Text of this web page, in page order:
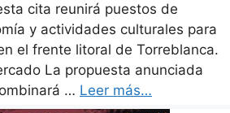
cita reunirá puestos de
y actividades culturales para
el frente litoral de Torreblanca.
La propuesta anunciada
… Leer más…